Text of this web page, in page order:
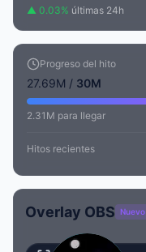
▲ 0.03% últimas 24h
Progreso del hito
27.69M / 30M
2.31M para llegar
Hitos recientes
Overlay OBS Nuevo